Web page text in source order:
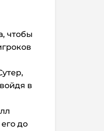
чтобы
в
до